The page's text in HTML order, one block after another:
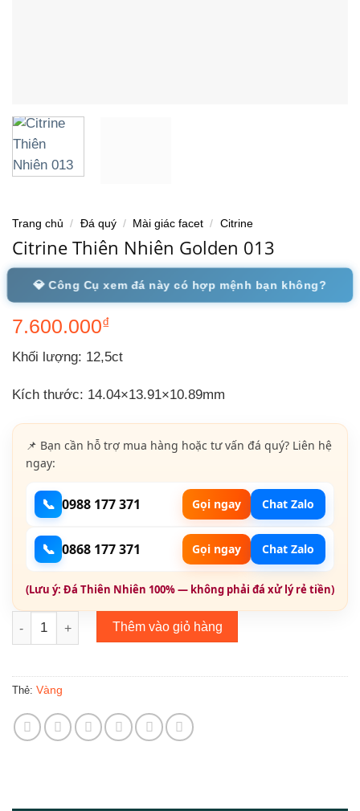
Trang chủ / Đá quý / Mài giác facet / Citrine
Citrine Thiên Nhiên Golden 013
💎 Công Cụ xem đá này có hợp mệnh bạn không?
7.600.000₫
Khối lượng: 12,5ct
Kích thước: 14.04×13.91×10.89mm
📌 Bạn cần hỗ trợ mua hàng hoặc tư vấn đá quý? Liên hệ
ngay:
📞 0988 177 371 Gọi ngay Chat Zalo
📞 0868 177 371 Gọi ngay Chat Zalo
(Lưu ý: Đá Thiên Nhiên 100% — không phải đá xử lý rẻ tiền)
Citrine Thiên Nhiên Golden 013 số lượng
Thêm vào giỏ hàng
Thẻ: Vàng